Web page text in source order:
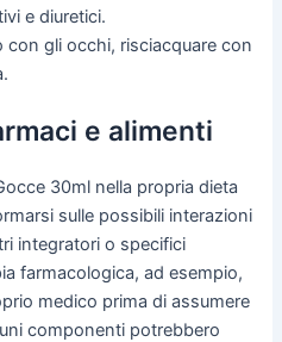
e diuretici.
gli occhi, risciacquare con
e alimenti
30ml nella propria dieta
sulle possibili interazioni
integratori o specifici
farmacologica, ad esempio,
medico prima di assumere
componenti potrebbero